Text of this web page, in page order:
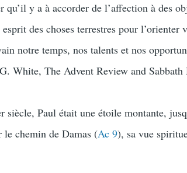
y a à accorder de l’affection à des
des choses terrestres pour l’orienter
notre temps, nos talents et nos
White, The Advent Review and
Paul était une étoile montante,
le chemin de Damas (Ac 9), sa vue